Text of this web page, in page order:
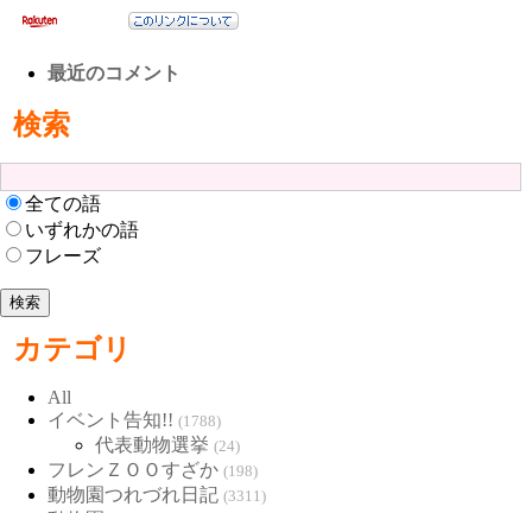
最近のコメント
検索
全ての語
いずれかの語
フレーズ
カテゴリ
All
イベント告知!! (1788)
代表動物選挙 (24)
フレンＺＯＯすざか (198)
動物園つれづれ日記 (3311)